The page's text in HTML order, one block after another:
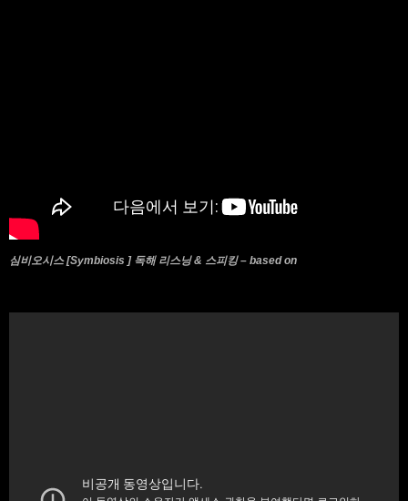
심비오시스 [Symbiosis ] 독해 리스닝 & 스피킹 – based on